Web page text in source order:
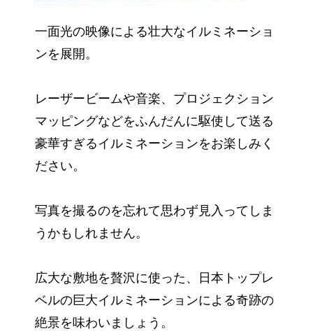
一面光の映像による壮大なイルミネーショ
ンを展開。
レーザービームや音楽、プロジェクション
マッピングなどをふんだんに駆使して送る
豪華すぎるイルミネーションをお楽しみく
ださい。
写真を撮るのを忘れて思わず見入ってしま
うかもしれません。
広大な敷地を贅沢に使った、日本トップレ
ベルの巨大イルミネーションによる奇跡の
絶景を味わいましょう。